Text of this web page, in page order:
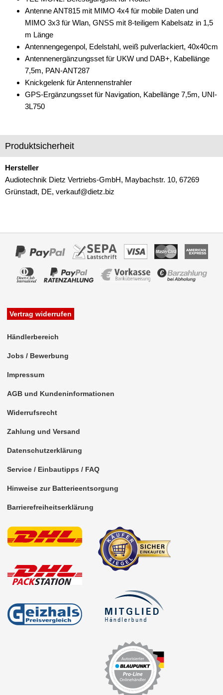
Antenne ANT815 mit MIMO 4x4 für mobile Daten und
MIMO 3x3 für Wlan, GNSS mit 8-teiligem Kabelsatz in 1,5
m Länge
Antennengegenpol, Edelstahl, weiß pulverlackiert, 40x40cm
Antennenergänzungsset für UKW und DAB+, Kabellänge
7,5m, PAN-ANT287
Knickgelenk für Antennenstrahler
GPS-Ergänzungsset für Navigation, Kabellänge 7,5m, UNI-
3L750
Produktsicherheit
Hersteller
Audiotechnik Dietz Vertriebs-GmbH, Maybachstr. 10, 67269
Grünstadt, DE, verkauf@dietz.biz
Vertrag widerrufen
Händlerbereich
Jobs / Bewerbung
Impressum
AGB und Kundeninformationen
Widerrufsrecht
Zahlung und Versand
Datenschutzerklärung
Service / Einbautipps / FAQ
Hinweise zur Batterieentsorgung
Barrierefreiheitserklärung